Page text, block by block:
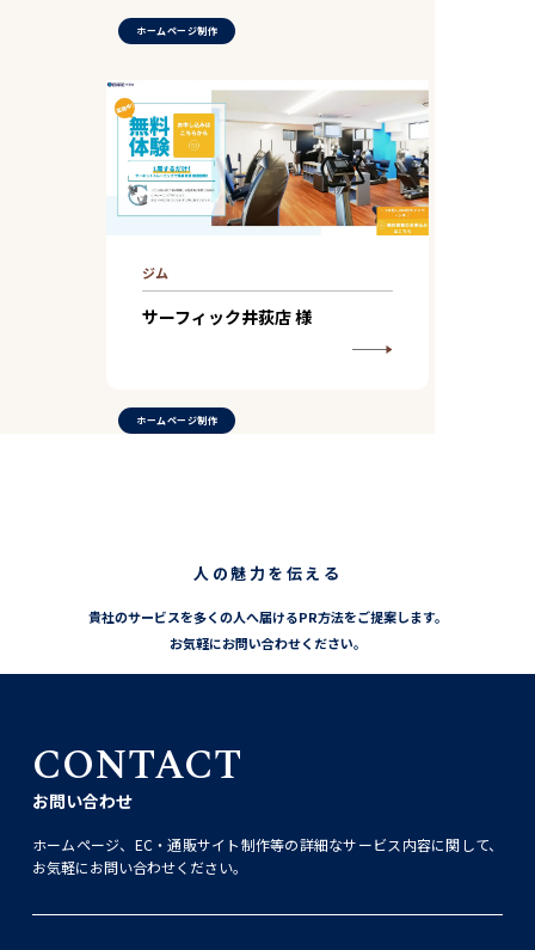
ホームページ制作
サーフィック井荻店 様
ジム
ホームページ制作
人の魅力を伝える
貴社のサービスを多くの人へ届けるPR方法をご提案します。
お気軽にお問い合わせください。
CONTACT
お問い合わせ
ホームページ、EC・通販サイト制作等の詳細なサービス内容に関して、
お気軽にお問い合わせください。